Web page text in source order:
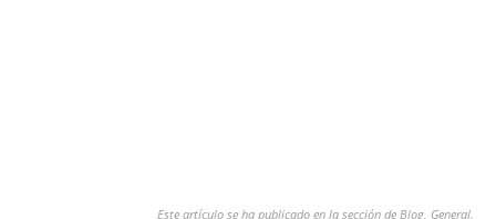
Este artículo se ha publicado en la sección de Blog, General.